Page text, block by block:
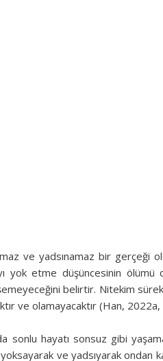
ve yadsınamaz bir
yok etme düşüncesinin
belirtir. Nitekim
ve olamayacaktır (Han, 2022a,
sonlu hayatı sonsuz gibi
yoksayarak ve yadsıyarak